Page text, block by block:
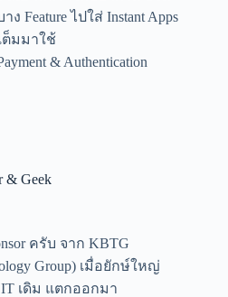
ง Feature ไปใส่ Instant Apps
ต็มมาใช้
& Authentication
& Geek
ครับ จาก KBTG
Group) เมื่อยักษ์ใหญ่
เดิม แตกออกมา